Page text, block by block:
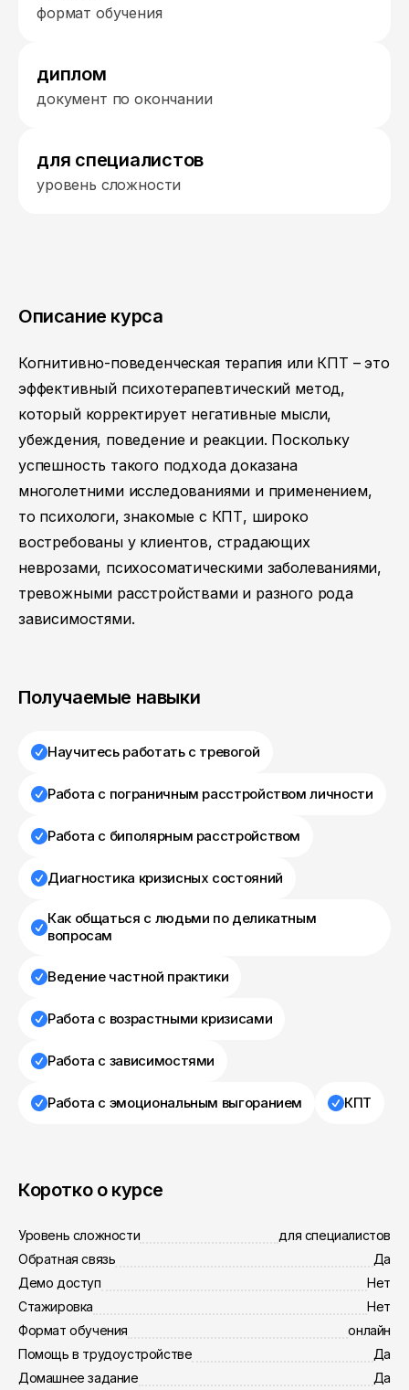
формат обучения
диплом
документ по окончании
для специалистов
уровень сложности
Описание курса
Когнитивно-поведенческая терапия или КПТ – это
эффективный психотерапевтический метод,
который корректирует негативные мысли,
убеждения, поведение и реакции. Поскольку
успешность такого подхода доказана
многолетними исследованиями и применением,
то психологи, знакомые с КПТ, широко
востребованы у клиентов, страдающих
неврозами, психосоматическими заболеваниями,
тревожными расстройствами и разного рода
зависимостями.
Получаемые навыки
Научитесь работать с тревогой
Работа с пограничным расстройством личности
Работа с биполярным расстройством
Диагностика кризисных состояний
Как общаться с людьми по деликатным
вопросам
Ведение частной практики
Работа с возрастными кризисами
Работа с зависимостями
Работа с эмоциональным выгоранием КПТ
Коротко о курсе
Уровень сложности
для специалистов
Обратная связь
Да
Демо доступ
Нет
Стажировка
Нет
Формат обучения
онлайн
Помощь в трудоустройстве
Да
Домашнее задание
Да